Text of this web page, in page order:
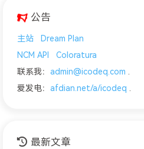
公告
主站
Dream Plan
NCM API
Coloratura
联系我： admin@icodeq.com .
爱发电： afdian.net/a/icodeq .
最新文章